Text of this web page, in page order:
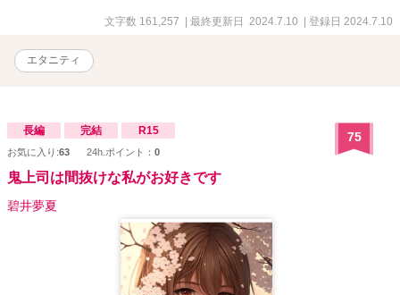
文字数 161,257 | 最終更新日 2024.7.10 | 登録日 2024.7.10
エタニティ
長編 完結 R15
お気に入り:63 24h.ポイント： 0
75
鬼上司は間抜けな私がお好きです
碧井夢夏